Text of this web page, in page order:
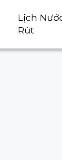
Lịch
Rút